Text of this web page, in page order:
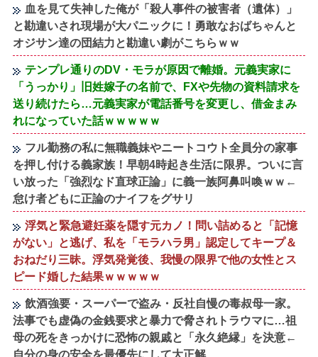
血を見て失神した俺が「殺人事件の被害者（遺体）」
と勘違いされ現場が大パニックに！勇敢なおばちゃんと
オジサン達の団結力と勘違い劇がこちらｗｗ
テンプレ通りのDV・モラが原因で離婚。元義実家に
「うっかり」旧姓嫁子の名前で、FXや先物の資料請求を
送り続けたら…元義実家が電話番号を変更し、借金まみ
れになっていた話ｗｗｗｗｗ
フル勤務の私に無職義妹やニートコウト全員分の家事
を押し付ける義家族！早朝4時起き生活に限界。ついに言
い放った「強烈なド直球正論」に義一族阿鼻叫喚ｗｗ←
怠け者どもに正論のナイフをグサリ
浮気と緊急避妊薬を隠す元カノ！問い詰めると「記憶
がない」と逃げ、私を「モラハラ男」認定してキープ＆
おねだり三昧。浮気発覚後、我慢の限界で他の女性とス
ピード婚した結果ｗｗｗｗｗ
飲酒強要・スーパーで盗み・反社自慢の毒叔母一家。
法事でも虚偽の金銭要求と暴力で脅されトラウマに…祖
母の死をきっかけに恐怖の親戚と「永久絶縁」を決意←
自分の身の安全を最優先にして大正解